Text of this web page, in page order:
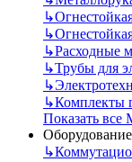
↳
↳
↳Расходные
↳Трубы для
↳
↳Комплекты
Показать
↳